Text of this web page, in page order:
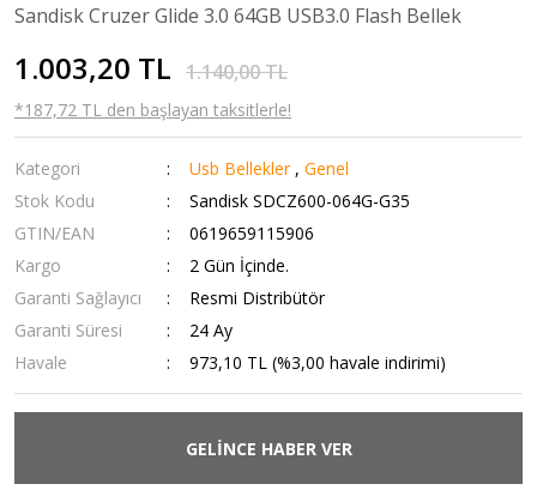
Sandisk Cruzer Glide 3.0 64GB USB3.0 Flash Bellek
1.003,20 TL 1.140,00 TL
*187,72 TL den başlayan taksitlerle!
Kategori Usb Bellekler ,Genel
Stok Kodu
Sandisk SDCZ600-064G-G35
GTIN/EAN
0619659115906
Kargo
2 Gün İçinde.
Garanti Sağlayıcı
Resmi Distribütör
Garanti Süresi
24 Ay
Havale
973,10 TL (%3,00 havale indirimi)
GELİNCE HABER VER